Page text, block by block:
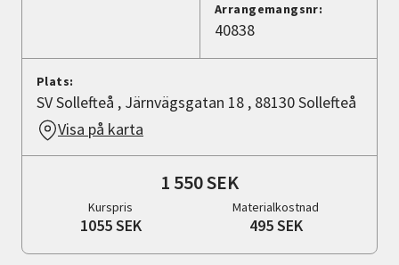
Arrangemangsnr:
40838
Plats:
SV Sollefteå , Järnvägsgatan 18 , 88130 Sollefteå
Visa på karta
1 550 SEK
Kurspris
1055 SEK
Materialkostnad
495 SEK